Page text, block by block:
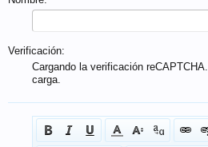
Verificación:
Cargando la verificación
carga.